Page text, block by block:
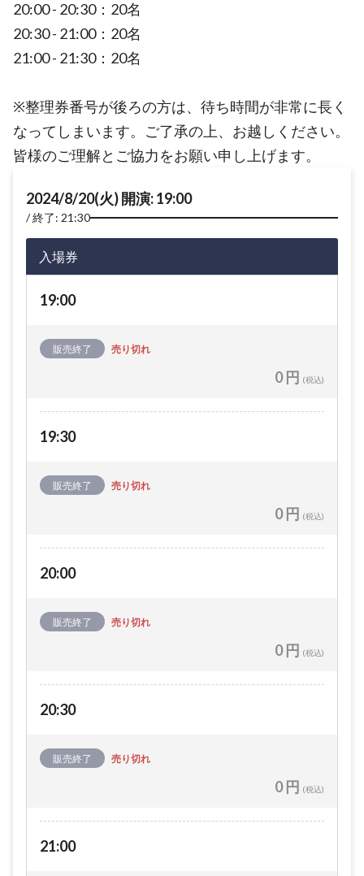
20:00 - 20:30：20名
20:30 - 21:00：20名
21:00 - 21:30：20名
※整理券番号が後ろの方は、待ち時間が非常に長く
なってしまいます。ご了承の上、お越しください。
皆様のご理解とご協力をお願い申し上げます。
2024/8/20(火) 開演: 19:00
終了: 21:30
入場券
19:00
販売終了 売り切れ
0 円 (税込)
19:30
販売終了 売り切れ
0 円 (税込)
20:00
販売終了 売り切れ
0 円 (税込)
20:30
販売終了 売り切れ
0 円 (税込)
21:00